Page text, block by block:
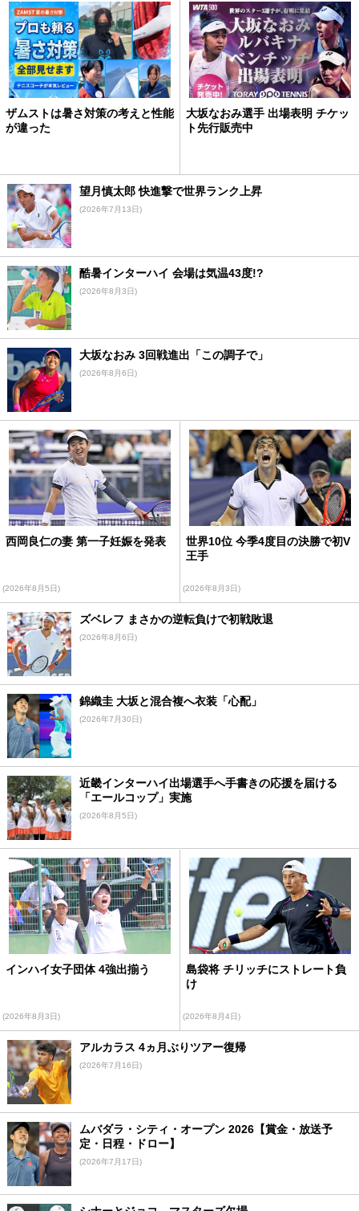
ザムストは暑さ対策の考えと性能
が違った
大坂なおみ選手 出場表明 チケッ
ト先行販売中
望月慎太郎 快進撃で世界ランク上昇
(2026年7月13日)
酷暑インターハイ 会場は気温43度!?
(2026年8月3日)
大坂なおみ 3回戦進出「この調子で」
(2026年8月6日)
西岡良仁の妻 第一子妊娠を発表
(2026年8月5日)
世界10位 今季4度目の決勝で初V
王手
(2026年8月3日)
ズベレフ まさかの逆転負けで初戦敗退
(2026年8月6日)
錦織圭 大坂と混合複へ衣装「心配」
(2026年7月30日)
近畿インターハイ出場選手へ手書きの応援を届ける
「エールコップ」実施
(2026年8月5日)
インハイ女子団体 4強出揃う
(2026年8月3日)
島袋将 チリッチにストレート負
け
(2026年8月4日)
アルカラス 4ヵ月ぶりツアー復帰
(2026年7月16日)
ムバダラ・シティ・オープン 2026【賞金・放送予
定・日程・ドロー】
(2026年7月17日)